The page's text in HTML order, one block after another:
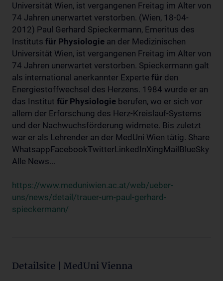
Universität Wien, ist vergangenen Freitag im Alter von
74 Jahren unerwartet verstorben. (Wien, 18-04-
2012) Paul Gerhard Spieckermann, Emeritus des
Instituts für Physiologie an der Medizinischen
Universität Wien, ist vergangenen Freitag im Alter von
74 Jahren unerwartet verstorben. Spieckermann galt
als international anerkannter Experte für den
Energiestoffwechsel des Herzens. 1984 wurde er an
das Institut für Physiologie berufen, wo er sich vor
allem der Erforschung des Herz-Kreislauf-Systems
und der Nachwuchsförderung widmete. Bis zuletzt
war er als Lehrender an der MedUni Wien tätig. Share
WhatsappFacebookTwitterLinkedInXingMailBlueSky
Alle News...
https://www.meduniwien.ac.at/web/ueber-
uns/news/detail/trauer-um-paul-gerhard-
spieckermann/
Detailsite | MedUni Vienna